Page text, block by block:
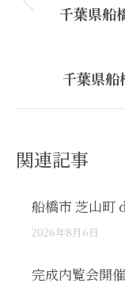
千葉県船
千葉県船
関連記事
船橋市 芝山町
2026年8月6日
完成内覧会開